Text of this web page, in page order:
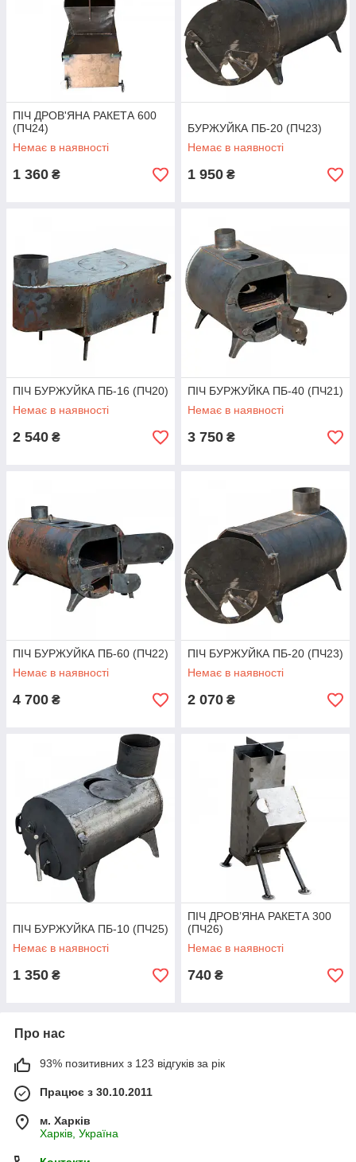
ПІЧ ДРОВ'ЯНА РАКЕТА 600
(ПЧ24)
Немає в наявності
1 360 ₴
БУРЖУЙКА ПБ-20 (ПЧ23)
Немає в наявності
1 950 ₴
ПІЧ БУРЖУЙКА ПБ-16 (ПЧ20)
Немає в наявності
2 540 ₴
ПІЧ БУРЖУЙКА ПБ-40 (ПЧ21)
Немає в наявності
3 750 ₴
ПІЧ БУРЖУЙКА ПБ-60 (ПЧ22)
Немає в наявності
4 700 ₴
ПІЧ БУРЖУЙКА ПБ-20 (ПЧ23)
Немає в наявності
2 070 ₴
ПІЧ БУРЖУЙКА ПБ-10 (ПЧ25)
Немає в наявності
1 350 ₴
ПІЧ ДРОВ’ЯНА РАКЕТА 300
(ПЧ26)
Немає в наявності
740 ₴
Про нас
93% позитивних з 123 відгуків за рік
Працює з 30.10.2011
м. Харків
Харків, Україна